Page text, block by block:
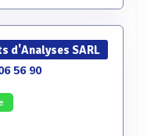
d'Analyses SARL
56 90